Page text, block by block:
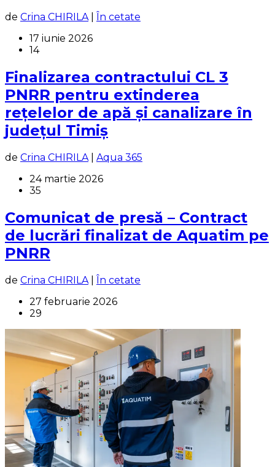
de Crina CHIRILA|
În cetate
17 iunie 2026
14
Finalizarea contractului CL 3
PNRR pentru extinderea
rețelelor de apă și canalizare în
județul Timiș
de Crina CHIRILA| Aqua 365
24 martie 2026
35
Comunicat de presă – Contract
de lucrări finalizat de Aquatim pe
PNRR
de Crina CHIRILA| În cetate
27 februarie 2026
29